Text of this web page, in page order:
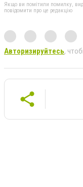
Якщо ви помітили помилку,
повідомити про це редакцію
Авторизируйтесь,